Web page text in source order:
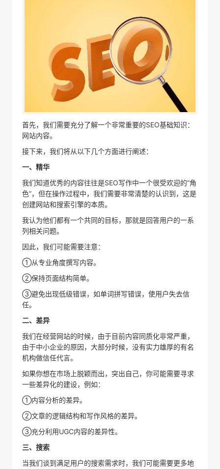
首先，我们需要充分了解一个非常重要的SEO基础知识：
网站内容。
接下来，我们将从以下几个方面进行阐述：
一、精华
我们知道优秀的内容往往是SEO写作中一个很受欢迎的“角
色”，但在操作过程中，我们需要非常清楚的认识到，这是
创建网站和搜索引擎的本质。
我认为他们都有一个共同的目标，那就是回答用户的一系
列相关问题。
因此，我们可能需要注意：
①从专业角度撰写内容。
②保持页面结构简单。
③避免出现低级错误，如单词拼写错误，使用户失去信
任。
二、差异
我们在经营网站的时候，由于目前内容同质化非常严重，
由于中小企业的原因，大部分时候，没有实力雄厚的有名
机构做信任代言。
如果你想在市场上脱颖而出，突出自己，你可能需要寻求
一些差异化的建设，例如：
①内容分析的差异。
②文章的逻辑结构和写作风格的差异。
③充分利用UGC内容的差异性。
三、搜索
当我们谈到满足用户的搜索需求时，我们可能需要更多地